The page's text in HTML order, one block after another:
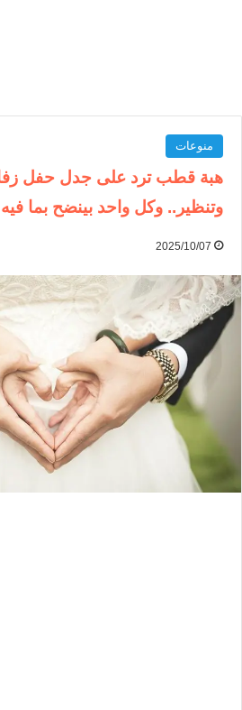
منوعات
هبة قطب ترد على جدل حفل
وتنظير.. وكل واحد بينضح بما
2025/10/07